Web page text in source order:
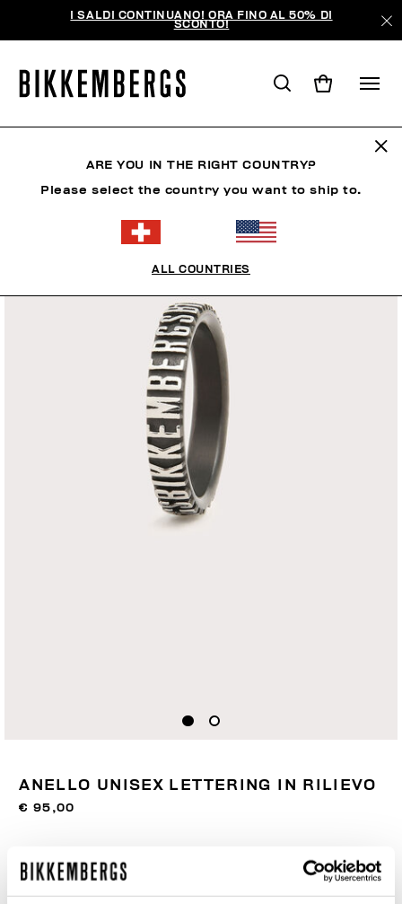
I SALDI CONTINUANO! ORA FINO AL 50% DI
SCONTO!
ANELLO UNISEX LETTERING IN RILIEVO
€ 95,00
ARE YOU IN THE RIGHT COUNTRY?
Please select the country you want to ship to.
ALL COUNTRIES